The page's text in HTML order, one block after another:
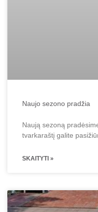
Naujo sezono pradžia
Naują sezoną
tvarkaraštį galite
SKAITYTI »